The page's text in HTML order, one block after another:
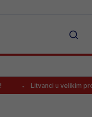
Litvanci u velikim